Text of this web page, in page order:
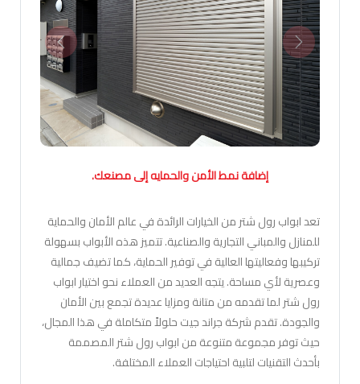
السابق التالي
إضافة نمط الأمن والحمايه إلى مصنعك.
تعد ابواب رول شتر من الخيارات الرائدة في عالم الأمان والحماية
للمنازل والمباني التجارية والصناعية. تتميز هذه الأبواب بسهولة
تركيبها وفعاليتها العالية في توفير الحماية، كما تضيف جمالية
وعصرية لأي مساحة. يتجه العديد من العملاء نحو اختيار ابواب
رول شتر لما تقدمه من متانة ومزايا عديدة تجمع بين الأمان
والجودة. تقدم شركة جراند جيت حلولاً متكاملة في هذا المجال،
حيث توفر مجموعة متنوعة من ابواب رول شتر المصممة
بأحدث التقنيات لتلبية احتياجات العملاء المختلفة.